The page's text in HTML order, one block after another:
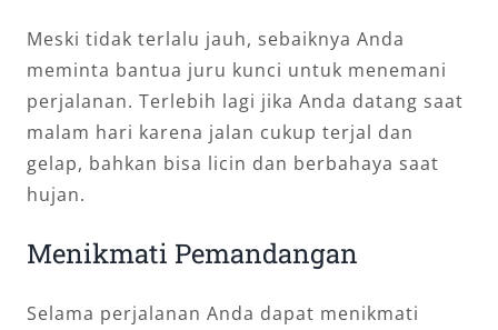
Meski tidak terlalu jauh, sebaiknya Anda
meminta bantua juru kunci untuk menemani
perjalanan. Terlebih lagi jika Anda datang saat
malam hari karena jalan cukup terjal dan
gelap, bahkan bisa licin dan berbahaya saat
hujan.
Menikmati Pemandangan
Selama perjalanan Anda dapat menikmati